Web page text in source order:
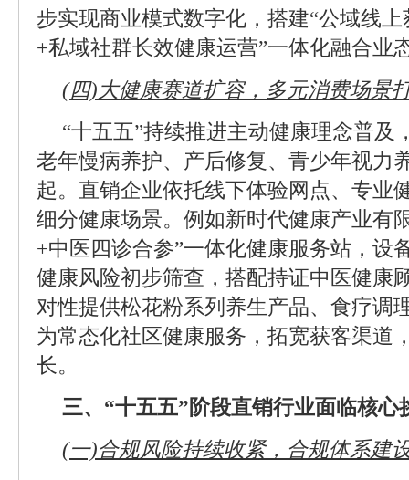
步实现商业模式数字化，搭建“公域线
+私域社群长效健康运营”一体化融合业
(四)大健康赛道扩容，多元消费场景
“十五五”持续推进主动健康理念普及
老年慢病养护、产后修复、青少年视力
起。直销企业依托线下体验网点、专业
细分健康场景。例如新时代健康产业有
+中医四诊合参”一体化健康服务站，设
健康风险初步筛查，搭配持证中医健康
对性提供松花粉系列养生产品、食疗调
为常态化社区健康服务，拓宽获客渠道
长。
三、“十五五”阶段直销行业面临核心
(一)合规风险持续收紧，合规体系建